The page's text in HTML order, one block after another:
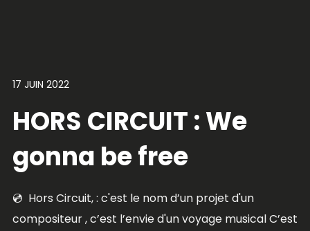
17 JUIN 2022
HORS CIRCUIT : We
gonna be free
💿 Hors Circuit, : c'est le nom d’un projet d'un
compositeur , c’est l’envie d'un voyage musical C’est